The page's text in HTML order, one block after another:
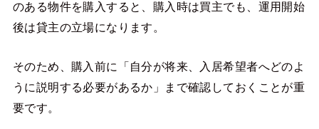
のある物件を購入すると、購入時は買主でも、運用開始
後は貸主の立場になります。
そのため、購入前に「自分が将来、入居希望者へどのよ
うに説明する必要があるか」まで確認しておくことが重
要です。